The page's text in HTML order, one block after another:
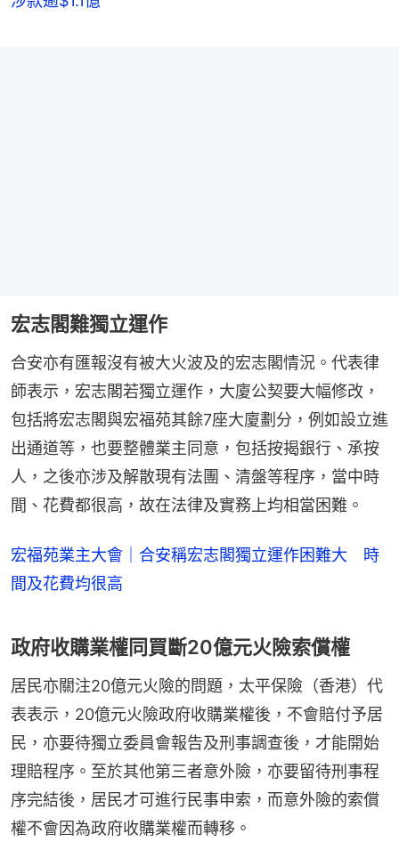
宏志閣難獨立運作
合安亦有匯報沒有被大火波及的宏志閣情況。代表律
師表示，宏志閣若獨立運作，大廈公契要大幅修改，
包括將宏志閣與宏福苑其餘7座大廈劃分，例如設立進
出通道等，也要整體業主同意，包括按揭銀行、承按
人，之後亦涉及解散現有法團、清盤等程序，當中時
間、花費都很高，故在法律及實務上均相當困難。
宏福苑業主大會｜合安稱宏志閣獨立運作困難大 時
間及花費均很高
政府收購業權同買斷20億元火險索償權
居民亦關注20億元火險的問題，太平保險（香港）代
表表示，20億元火險政府收購業權後，不會賠付予居
民，亦要待獨立委員會報告及刑事調查後，才能開始
理賠程序。至於其他第三者意外險，亦要留待刑事程
序完結後，居民才可進行民事申索，而意外險的索償
權不會因為政府收購業權而轉移。